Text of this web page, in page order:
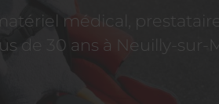
médical,
de 30 ans à Neuilly-sur-